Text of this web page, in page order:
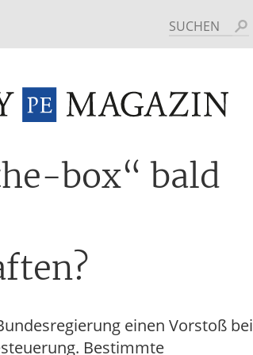
Suchen
box“ bald
einen Vorstoß bei
Bestimmte